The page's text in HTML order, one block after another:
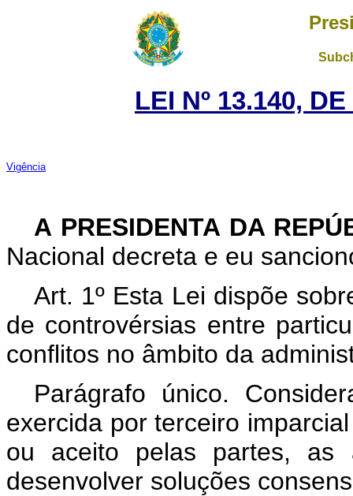
LEI Nº 13.140,
Vigência
A PRESIDENTA DA
Nacional decreta e eu
Art. 1º Esta Lei dispõe
de controvérsias entre
conflitos no âmbito da
Parágrafo único.
exercida por terceiro
ou aceito pelas partes, as
desenvolver soluções